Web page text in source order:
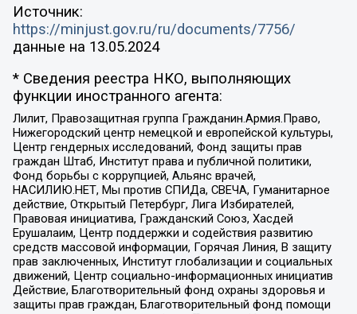
Источник:
https://minjust.gov.ru/ru/documents/7756/
данные на 13.05.2024
* Сведения реестра НКО, выполняющих
функции иностранного агента:
Лилит, Правозащитная группа Гражданин.Армия.Право,
Нижегородский центр немецкой и европейской культуры,
Центр гендерных исследований, Фонд защиты прав
граждан Штаб, Институт права и публичной политики,
Фонд борьбы с коррупцией, Альянс врачей,
НАСИЛИЮ.НЕТ, Мы против СПИДа, СВЕЧА, Гуманитарное
действие, Открытый Петербург, Лига Избирателей,
Правовая инициатива, Гражданский Союз, Хасдей
Ерушалаим, Центр поддержки и содействия развитию
средств массовой информации, Горячая Линия, В защиту
прав заключенных, Институт глобализации и социальных
движений, Центр социально-информационных инициатив
Действие, Благотворительный фонд охраны здоровья и
защиты прав граждан, Благотворительный фонд помощи